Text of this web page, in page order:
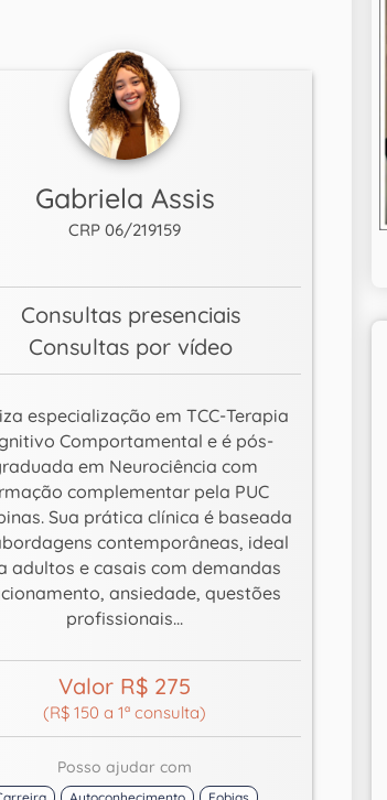
Gabriela Assis
CRP 06/219159
Consultas presenciais
Consultas por vídeo
especialização em TCC-Terapia
Comportamental e é pós-
em Neurociência com
complementar pela PUC
Sua prática clínica é baseada
contemporâneas, ideal
adultos e casais com demandas
ansiedade, questões
profissionais...
Valor R$ 275
(R$ 150 a 1ª consulta)
Posso ajudar com